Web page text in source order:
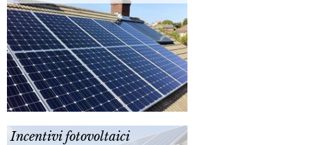
Incentivi fotovoltaici